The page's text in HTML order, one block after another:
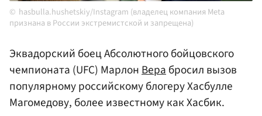
hasbulla.hushetskiy/Instagram (владелец компания Meta
признана в России экстремистской и запрещена)
Эквадорский боец Абсолютного бойцовского
чемпионата (UFC) МарлонВерабросил вызов
популярному российскому блогеру Хасбулле
Магомедову, более известному как Хасбик.